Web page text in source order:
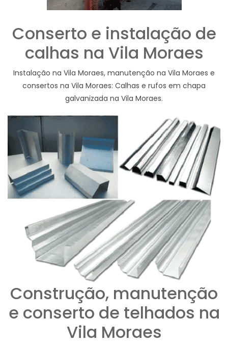
Conserto e instalação de
calhas na Vila Moraes
Instalação na Vila Moraes, manutenção na Vila Moraes e
consertos na Vila Moraes: Calhas e rufos em chapa
galvanizada na Vila Moraes.
Construção, manutenção
e conserto de telhados na
Vila Moraes